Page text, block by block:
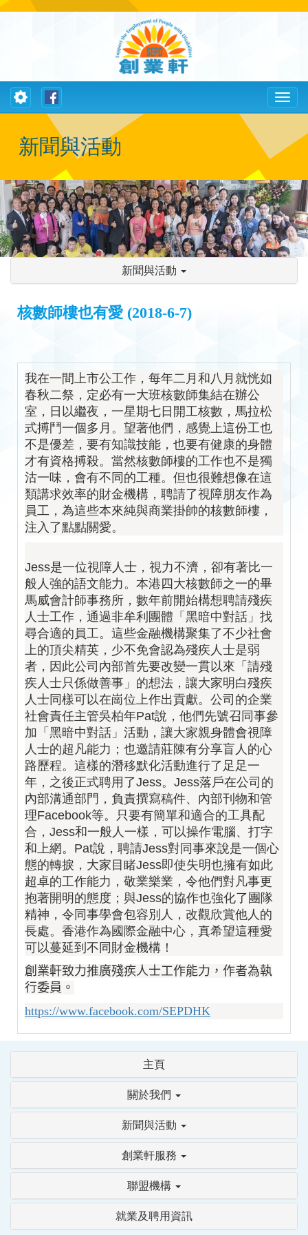
Toggle
Toggle
navigation
新聞與活動
新聞與活動
核數師樓也有愛 (2018-6-7)
我在一間上市公工作，每年二月和八月就恍如
春秋二祭，定必有一大班核數師集結在辦公
室，日以繼夜，一星期七日開工核數，馬拉松
式搏鬥一個多月。望著他們，感覺上這份工也
不是優差，要有知識技能，也要有健康的身體
才有資格搏殺。當然核數師樓的工作也不是獨
沽一味，會有不同的工種。但也很難想像在這
類講求效率的財金機構，聘請了視障朋友作為
員工，為這些本來純與商業掛帥的核數師樓，
注入了點點關愛。
Jess是一位視障人士，視力不濟，卻有著比一
般人強的語文能力。本港四大核數師之一的畢
馬威會計師事務所，數年前開始構想聘請殘疾
人士工作，通過非牟利團體「黑暗中對話」找
尋合適的員工。這些金融機構聚集了不少社會
上的頂尖精英，少不免會認為殘疾人士是弱
者，因此公司內部首先要改變一貫以來「請殘
疾人士只係做善事」的想法，讓大家明白殘疾
人士同樣可以在崗位上作出貢獻。公司的企業
社會責任主管吳柏年Pat說，他們先號召同事參
加「黑暗中對話」活動，讓大家親身體會視障
人士的超凡能力；也邀請莊陳有分享盲人的心
路歷程。這樣的潛移默化活動進行了足足一
年，之後正式聘用了Jess。Jess落戶在公司的
內部溝通部門，負責撰寫稿件、內部刊物和管
理Facebook等。只要有簡單和適合的工具配
合，Jess和一般人一樣，可以操作電腦、打字
和上網。Pat說，聘請Jess對同事來說是一個心
態的轉捩，大家目睹Jess即使失明也擁有如此
超卓的工作能力，敬業樂業，令他們對凡事更
抱著開明的態度；與Jess的協作也強化了團隊
精神，令同事學會包容別人，改觀欣賞他人的
長處。香港作為國際金融中心，真希望這種愛
可以蔓延到不同財金機構！
創業軒致力推廣殘疾人士工作能力，作者為執
行委員。
https://www.facebook.com/SEPDHK
主頁
關於我們
新聞與活動
創業軒服務
聯盟機構
就業及聘用資訊